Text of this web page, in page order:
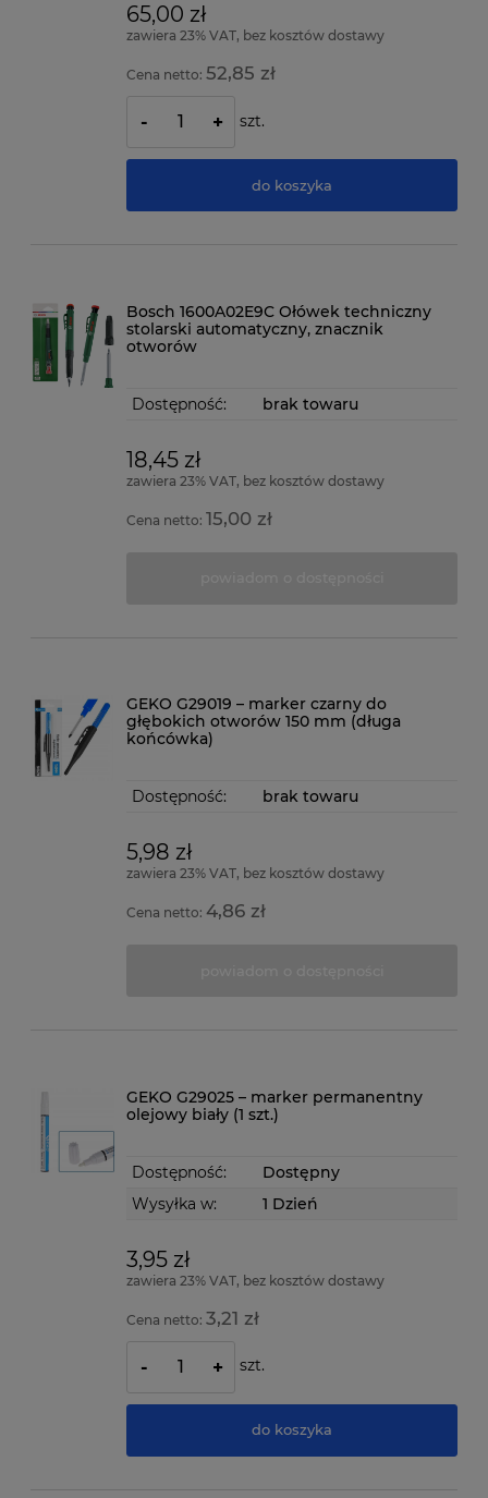
65,00 zł
zawiera 23% VAT, bez kosztów dostawy
Cena netto:52,85 zł
- + szt.
do koszyka
Bosch 1600A02E9C Ołówek techniczny
stolarski automatyczny, znacznik
otworów
Dostępność: brak towaru
18,45 zł
zawiera 23% VAT, bez kosztów dostawy
Cena netto: 15,00 zł
GEKO G29019 – marker czarny do
głębokich otworów 150 mm (długa
końcówka)
Dostępność: brak towaru
5,98 zł
zawiera 23% VAT, bez kosztów dostawy
Cena netto:4,86 zł
GEKO G29025 – marker permanentny
olejowy biały (1 szt.)
Dostępność:
Dostępny
Wysyłka w:
1 Dzień
3,95 zł
zawiera 23% VAT, bez kosztów dostawy
Cena netto:3,21 zł
- + szt.
do koszyka